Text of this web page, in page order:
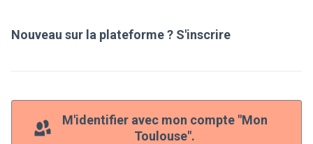
Nouveau sur la plateforme ? S'inscrire
M'identifier avec mon compte "Mon
Toulouse".